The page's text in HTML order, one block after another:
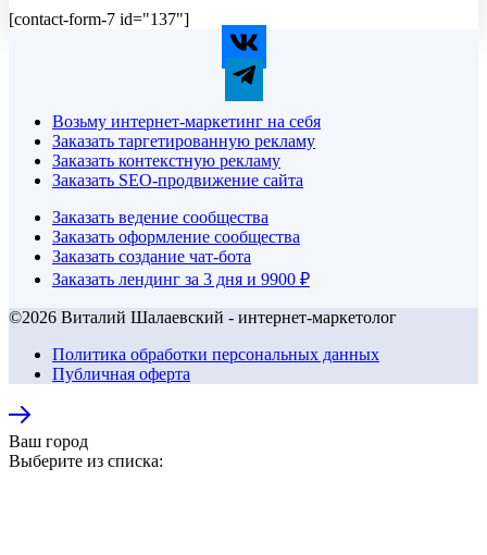
[contact-form-7 id="137"]
Возьму интернет-маркетинг на себя
Заказать таргетированную рекламу
Заказать контекстную рекламу
Заказать SEO-продвижение сайта
Заказать ведение сообщества
Заказать оформление сообщества
Заказать создание чат-бота
Заказать лендинг за 3 дня и 9900 ₽
©2026 Виталий Шалаевский - интернет-маркетолог
Политика обработки персональных данных
Публичная оферта
Ваш город
Выберите из списка: